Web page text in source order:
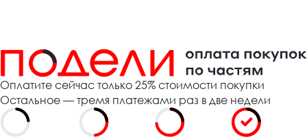
Оплатите сейчас только 25% стоимости покупки
Остальное — тремя платежами раз в две недели